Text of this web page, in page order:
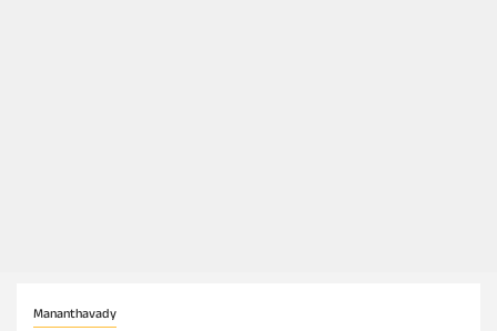
Mananthavady